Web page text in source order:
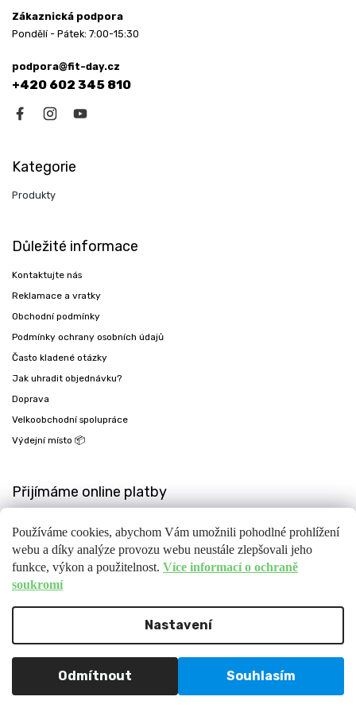
Používáme cookies, abychom Vám umožnili pohodlné prohlížení
webu a díky analýze provozu webu neustále zlepšovali jeho
funkce, výkon a použitelnost. Více informací o ochraně
soukromí
Nastavení
Odmítnout Souhlasím
Zákaznická podpora
Pondělí - Pátek: 7:00-15:30
podpora@fit-day.cz
+420 602 345 810
Kategorie
Produkty
Důležité informace
Kontaktujte nás
Reklamace a vratky
Obchodní podmínky
Podmínky ochrany osobních údajů
Často kladené otázky
Jak uhradit objednávku?
Doprava
Velkoobchodní spolupráce
Výdejní místo 📦
Přijímáme online platby
Fit-day. Všechna práva vyhrazena.
Upravit nastavení cookies
| Platforma